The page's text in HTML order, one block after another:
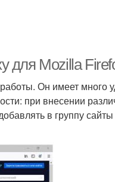
для Mozilla
Он имеет много
при внесении
в группу сайты